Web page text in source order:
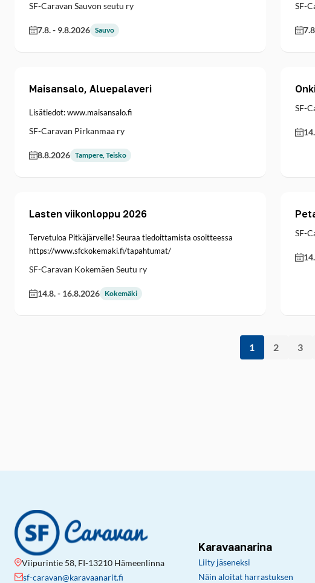
SF-Caravan Sauvon seutu ry
7.8.- 9.8.2026 Sauvo
SF-
Maisansalo, Aluepalaveri
Lisätiedot: www.maisansalo.fi
SF-Caravan Pirkanmaa ry
8.8.2026 Tampere, Teisko
SF-
Lasten viikonloppu 2026
Tervetuloa Pitkäjärvelle! Seuraa tiedoittamista osoitteessa
https://www.sfckokemaki.fi/tapahtumat/
SF-Caravan Kokemäen Seutu ry
14.8.- 16.8.2026 Kokemäki
SF-
1 2 3
Viipurintie 58, FI-13210 Hämeenlinna
sf-caravan@karavaanarit.fi
Karavaanarina
Liity jäseneksi
Näin aloitat harrastuksen